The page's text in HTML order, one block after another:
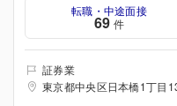
転職・中途面接
69 件
証券業
東京都中央区日本橋1丁目